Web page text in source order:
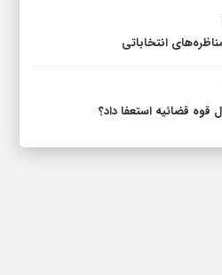
دکتر فرخ سعیدی را
انتخاباتی
قوه قضائیه استعفا داد؟